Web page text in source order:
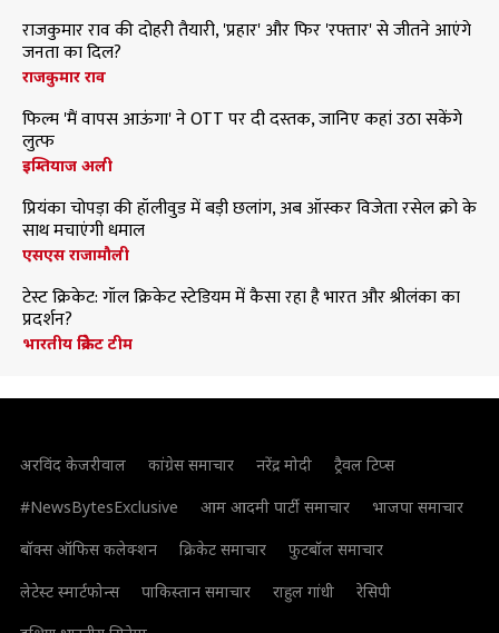
राजकुमार राव की दोहरी तैयारी, 'प्रहार' और फिर 'रफ्तार' से जीतने आएंगे
जनता का दिल?
राजकुमार राव
फिल्म 'मैं वापस आऊंगा' ने OTT पर दी दस्तक, जानिए कहां उठा सकेंगे
लुत्फ
इम्तियाज अली
प्रियंका चोपड़ा की हॉलीवुड में बड़ी छलांग, अब ऑस्कर विजेता रसेल क्रो के
साथ मचाएंगी धमाल
एसएस राजामौली
टेस्ट क्रिकेट: गॉल क्रिकेट स्टेडियम में कैसा रहा है भारत और श्रीलंका का
प्रदर्शन?
भारतीय क्रिकेट टीम
अरविंद केजरीवाल कांग्रेस समाचार नरेंद्र मोदी
ट्रैवल टिप्स
#NewsBytesExclusive
आम आदमी पार्टी समाचार
भाजपा समाचार
बॉक्स ऑफिस कलेक्शन
क्रिकेट समाचार
फुटबॉल समाचार
लेटेस्ट स्मार्टफोन्स
पाकिस्तान समाचार राहुल गांधी
रेसिपी